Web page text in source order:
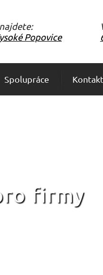
Popovice
Spolupráce
firmy